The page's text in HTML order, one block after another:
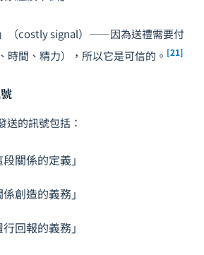
（costly signal）——因為送禮需要付
時間、精力），所以它是可信的。 [21]
送的訊號包括：
關係的定義」
創造的義務」
回報的義務」